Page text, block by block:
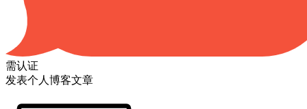
需认证
发表个人博客文章